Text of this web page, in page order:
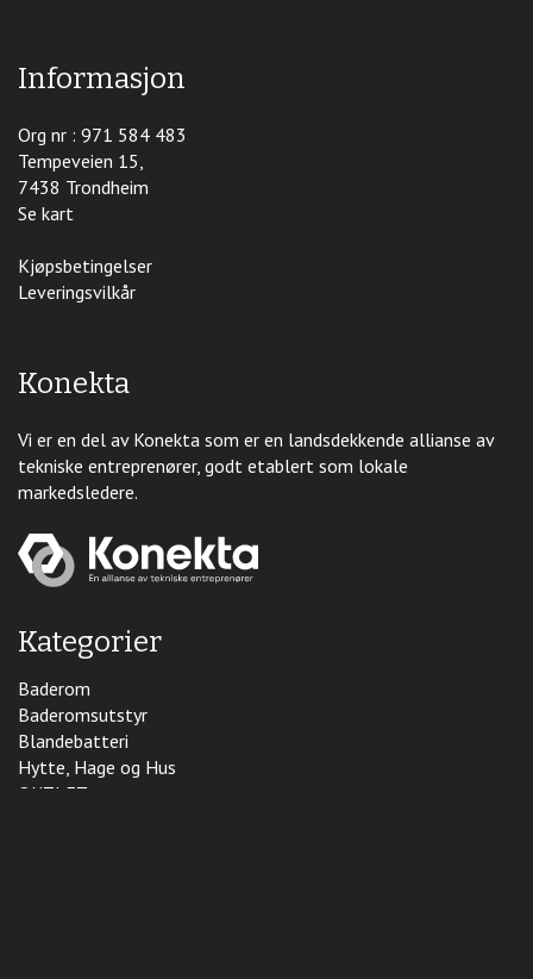
Informasjon
Org nr : 971 584 483
Tempeveien 15,
7438 Trondheim
Se kart
Kjøpsbetingelser
Leveringsvilkår
Konekta
Vi er en del av Konekta som er en landsdekkende allianse av
tekniske entreprenører, godt etablert som lokale
markedsledere.
Kategorier
Baderom
Baderomsutstyr
Blandebatteri
Hytte, Hage og Hus
OUTLET